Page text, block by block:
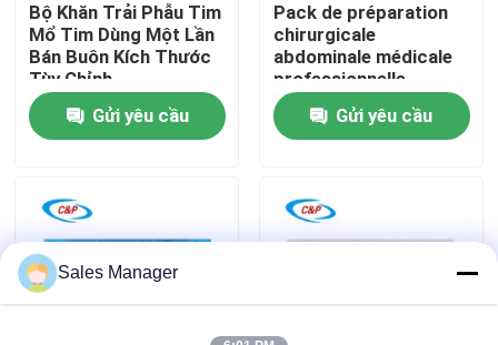
Chuyến tham quan nhà máy
Kiểm soát chất lượng
Tin tức
Bộ Khăn Trải Phẫu Tim
Mổ Tim Dùng Một Lần
Bán Buôn Kích Thước
Tùy Chỉnh
Gửi yêu cầu
Pack de préparation
chirurgicale
abdominale médicale
professionnelle
certifié CE Fabricant
pour opérations
Gửi yêu cầu
Sales Manager